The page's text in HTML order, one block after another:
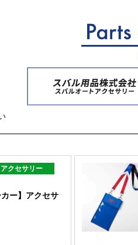
アクセサリー
カー】アクセサ